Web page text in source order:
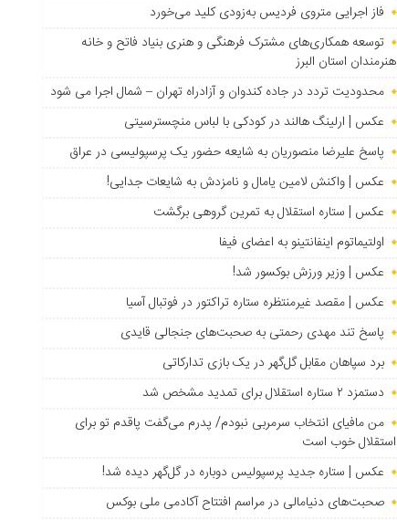
فاز اجرایی متروی فردیس به‌زودی کلید می‌خورد
توسعه همکاری‌های مشترک فرهنگی و هنری بنیاد فاتح و خانه
هنرمندان استان البرز
محدودیت تردد در جاده کندوان و آزادراه تهران – شمال اجرا می شود
عکس | ارلینگ هالند در کودکی با لباس منچسترسیتی
پاسخ علیرضا منصوریان به شایعه حضور یک پرسپولیسی در عراق
عکس | واکنش لامین یامال و نامزدش به شایعات جدایی!
عکس | ستاره استقلال به تمرین گروهی برگشت
اولتیماتوم اینفانتینو به اعضای فیفا
عکس | وزیر ورزش بوکسور شد!
عکس | مقصد غیرمنتظره ستاره تراکتور در فوتبال آسیا
پاسخ تند مهدی رحمتی به صحبت‌های جنجالی قایدی
برد سپاهان مقابل گل‌گهر در یک بازی تدارکاتی
دستمزد ۲ ستاره استقلال برای تمدید مشخص شد
من مافیای انتخاب سرمربی نبودم/ پدرم می‌گفت پاقدم تو برای
استقلال خوب است
عکس | ستاره جدید پرسپولیس دوباره در گل‌گهر دیده شد!
صحبت‌های دنیامالی در مراسم افتتاح آکادمی ملی بوکس